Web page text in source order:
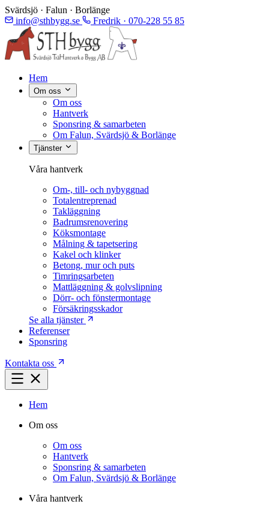
Svärdsjö · Falun · Borlänge
info@sthbygg.se
Fredrik · 070-228 55 85
Hem
Om oss
Om oss
Hantverk
Sponsring & samarbeten
Om Falun, Svärdsjö & Borlänge
Tjänster
Våra hantverk
Om-, till- och nybyggnad
Totalentreprenad
Takläggning
Badrumsrenovering
Köksmontage
Målning & tapetsering
Kakel och klinker
Betong, mur och puts
Timringsarbeten
Mattläggning & golvslipning
Dörr- och fönstermontage
Försäkringsskador
Se alla tjänster
Referenser
Sponsring
Kontakta oss
Hem
Om oss
Om oss
Hantverk
Sponsring & samarbeten
Om Falun, Svärdsjö & Borlänge
Våra hantverk